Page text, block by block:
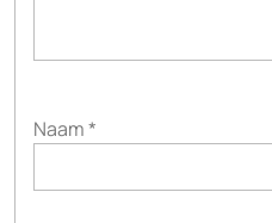
Naam*